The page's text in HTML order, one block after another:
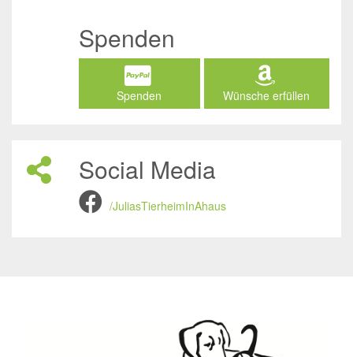
Spenden
Spenden Wünsche erfüllen
Social Media
/JuliasTierheimInAhaus